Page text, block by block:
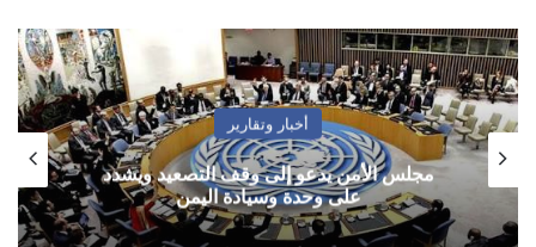
أخبار وتقارير
مجلس الأمن يدعو إلى وقف التصعيد ويشدد
على وحدة وسيادة اليمن